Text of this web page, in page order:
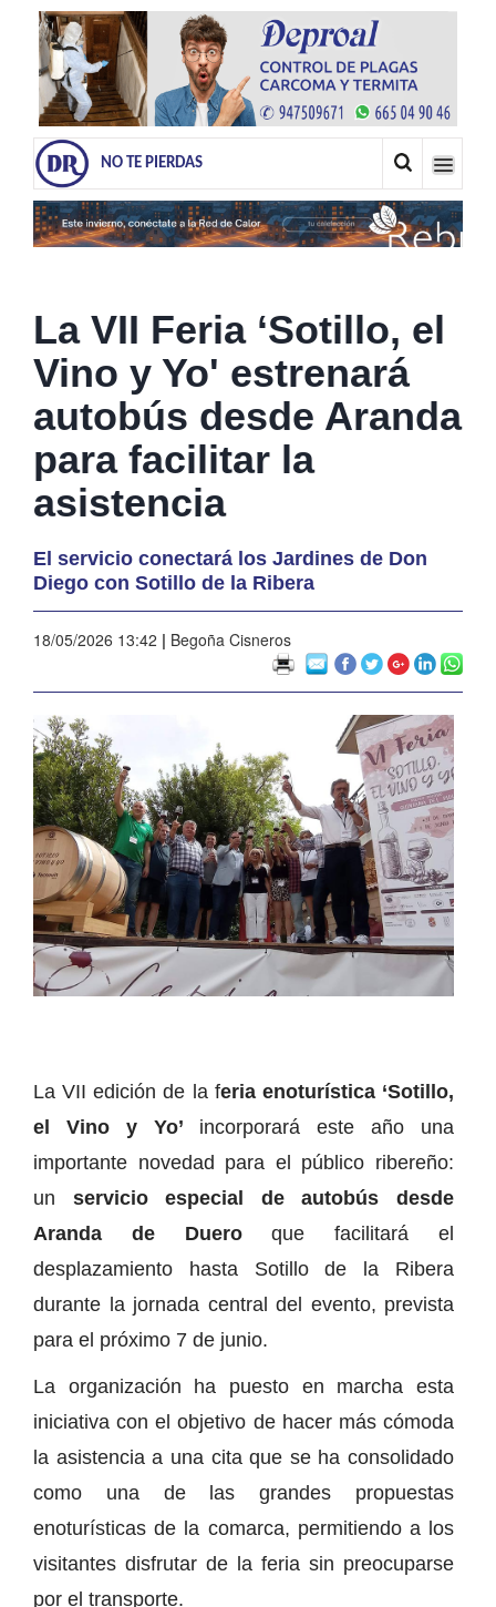
NO TE PIERDAS
La VII Feria ‘Sotillo, el
Vino y Yo' estrenará
autobús desde Aranda
para facilitar la
asistencia
El servicio conectará los Jardines de Don
Diego con Sotillo de la Ribera
18/05/2026 13:42 | Begoña Cisneros
La VII edición de la feria enoturística ‘Sotillo,
el Vino y Yo’ incorporará este año una
importante novedad para el público ribereño:
un servicio especial de autobús desde
Aranda de Dueroque facilitará el
desplazamiento hasta Sotillo de la Ribera
durante la jornada central del evento, prevista
para el próximo 7 de junio.
La organización ha puesto en marcha esta
iniciativa con el objetivo de hacer más cómoda
la asistencia a una cita que se ha consolidado
como una de las grandes propuestas
enoturísticas de la comarca, permitiendo a los
visitantes disfrutar de la feria sin preocuparse
por el transporte.